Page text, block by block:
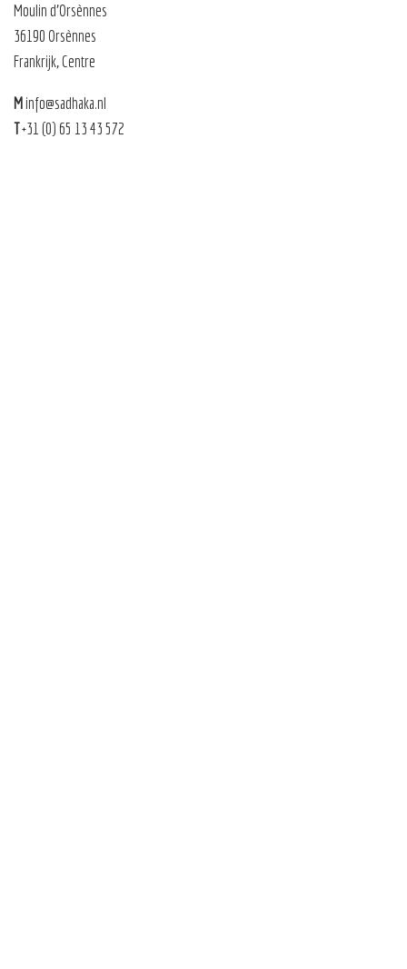
Moulin d’Orsènnes
36190 Orsènnes
Frankrijk, Centre
Minfo@sadhaka.nl
T+31 (0) 65 13 43 572